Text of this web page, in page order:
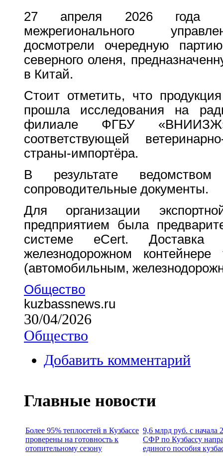
27 апреля 2026 года
межрегионального
досмотрели очередную
северного оленя,
в Китай.
Стоит отметить, что
прошла исследования на
филиале ФГБУ
соответствующей
страны-импортёра.
В результате
сопроводительные документы.
Для организации
предприятием была
системе eCert. Доставка
железнодорожном
(автомобильным,
Общество
kuzbassnews.ru
30/04/2026
Общество
Добавить комментарий
Главные новости
Более 95% теплосетей в Кузбассе
проверены на готовность к
отопительному сезону
9,6 млрд руб. с начала
СФР по Кузбассу
единого пособия